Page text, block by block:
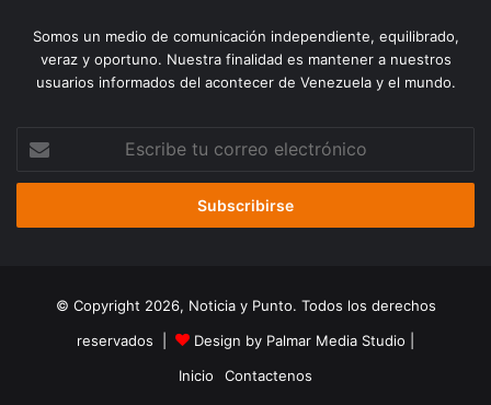
Somos un medio de comunicación independiente, equilibrado,
veraz y oportuno. Nuestra finalidad es mantener a nuestros
usuarios informados del acontecer de Venezuela y el mundo.
correo
© Copyright 2026, Noticia y Punto. Todos los derechos
reservados |
Design by Palmar Media Studio
Inicio
Contactenos